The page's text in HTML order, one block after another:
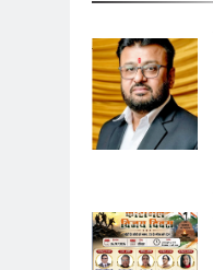
गिरधारी अरोरा